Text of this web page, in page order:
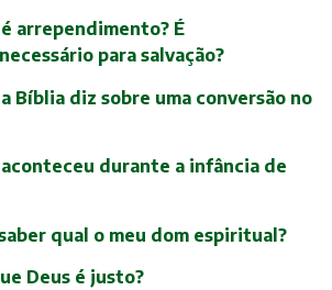
é arrependimento? É
para salvação?
a Bíblia diz sobre uma conversão no
aconteceu durante a infância de
saber qual o meu dom espiritual?
Deus é justo?